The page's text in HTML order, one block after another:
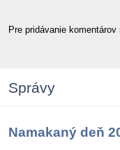
Pre pridávanie komentárov
Správy
Namakaný deň